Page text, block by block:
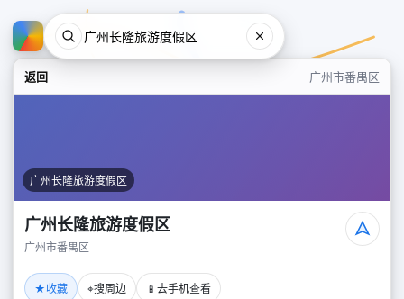
返回 广州市番禺区
广州长隆旅游度假区
广州长隆旅游度假区
广州市番禺区
★收藏 ⌖搜周边 📱 去手机查看